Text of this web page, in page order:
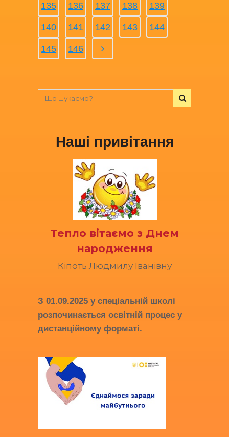
135 136 137 138 139
140 141 142 143 144
145 146
Наші привітання
Тепло вітаємо з Днем
народження
Кіпоть Людмилу Іванівну
З 01.09.2025 у спеціальній школі
розпочинається освітній процес у
дистанційному форматі.